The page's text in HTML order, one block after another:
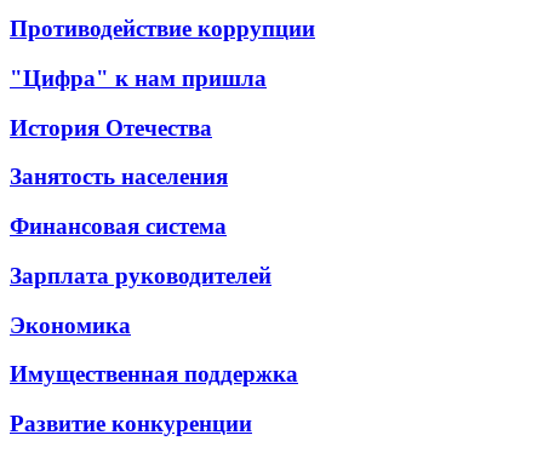
Противодействие коррупции
"Цифра" к нам пришла
История Отечества
Занятость населения
Финансовая система
Зарплата руководителей
Экономика
Имущественная поддержка
Развитие конкуренции